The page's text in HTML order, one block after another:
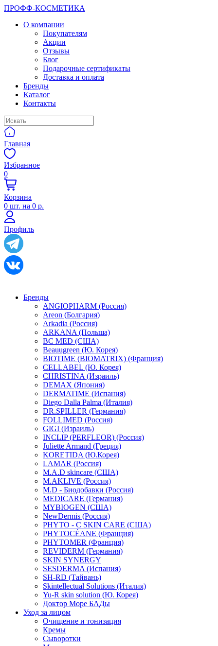
ПРОФФ-КОСМЕТИКА
О компании
Покупателям
Акции
Отзывы
Блог
Подарочные сертификаты
Доставка и оплата
Бренды
Каталог
Контакты
Главная
Избранное
0
Корзина
0 шт. на 0 р.
Профиль
Бренды
ANGIOPHARM (Россия)
Areon (Болгария)
Arkadia (Россия)
ARKANA (Польша)
BC MED (США)
Beauugreen (Ю. Корея)
BIOTIME (BIOMATRIX) (Франция)
CELLABEL (Ю. Корея)
CHRISTINA (Израиль)
DEMAX (Япония)
DERMATIME (Испания)
Diego Dalla Palma (Италия)
DR.SPILLER (Германия)
FOLLIMED (Россия)
GIGI (Израиль)
INCLIP (PERFLEOR) (Россия)
Juliette Armand (Греция)
KORETIDA (Ю.Корея)
LAMAR (Россия)
M.A.D skincare (США)
M.AKLIVE (Россия)
M.D - Биодобавки (Россия)
MEDICARE (Германия)
MYBIOGEN (США)
NewDermis (Россия)
PHYTO - C SKIN CARE (США)
PHYTOCÉANE (Франция)
PHYTOMER (Франция)
REVIDERM (Германия)
SKIN SYNERGY
SESDERMA (Испания)
SH-RD (Тайвань)
Skintellectual Solutions (Италия)
Yu-R skin solution (Ю. Корея)
Доктор Море БАДы
Уход за лицом
Очищение и тонизация
Кремы
Сыворотки